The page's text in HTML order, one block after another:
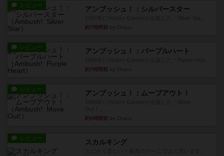
レビュー アンブッシュ！：シルバースター
約7時間前
レビュー アンブッシュ！：パープルハート
約7時間前
レビュー アンブッシュ！：ムーブアウト！
約8時間前
レビュー スカルキング